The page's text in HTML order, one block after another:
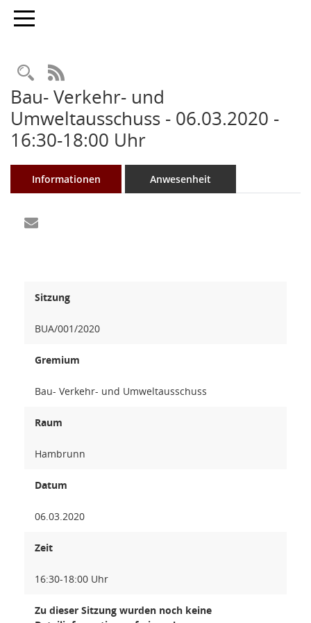
Toggle navigation
Rechercheauswahl
RSS-Feed
Bau- Verkehr- und
Umweltausschuss - 06.03.2020 -
16:30-18:00 Uhr
Informationen Anwesenheit
Sitzung
BUA/001/2020
Gremium
Bau- Verkehr- und Umweltausschuss
Raum
Hambrunn
Datum
06.03.2020
Zeit
16:30-18:00 Uhr
Zu dieser Sitzung wurden noch keine